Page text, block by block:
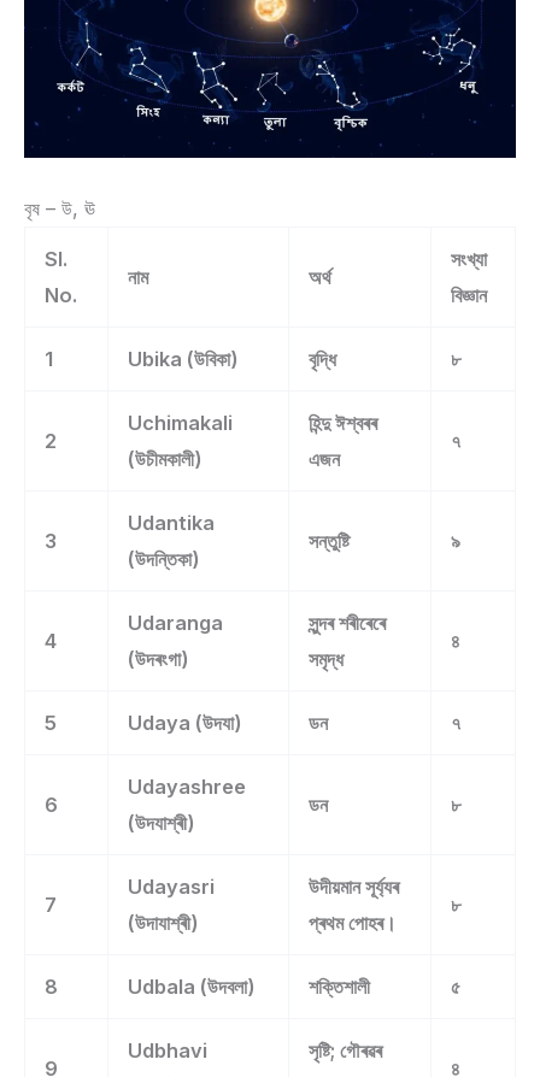
বৃষ – উ, ঊ
Sl.
No.
নাম অৰ্থ
সংখ্যা
বিজ্ঞান
1 Ubika (উবিকা) বৃদ্ধি ৮
2
Uchimakali
(উচীমকালী)
হিন্দু ঈশ্বৰৰ
এজন
৭
3
Udantika
(উদন্তিকা)
সন্তুষ্টি ৯
4
Udaranga
(উদৰংগা)
সুন্দৰ শৰীৰেৰে
সমৃদ্ধ
৪
5 Udaya (উদযা) ডন ৭
6
Udayashree
(উদযাশ্ৰী)
ডন ৮
7
Udayasri
(উদাযাশ্ৰী)
উদীয়মান সূৰ্য্যৰ
প্ৰথম পোহৰ।
৮
8 Udbala (উদবলা) শক্তিশালী ৫
9
Udbhavi
সৃষ্টি; গৌৰৱৰ
৪